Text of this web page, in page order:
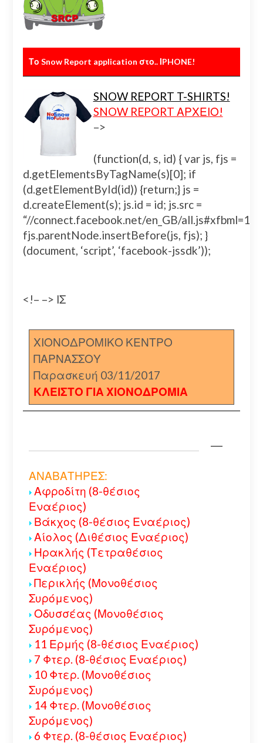
Το Snow Report application στο.. ΙPHONE!
SNOW REPORT T-SHIRTS!
SNOW REPORT ΑΡΧΕΙΟ!
–>
(function(d, s, id) { var js, fjs =
d.getElementsByTagName(s)[0]; if
(d.getElementById(id)) {return;} js =
d.createElement(s); js.id = id; js.src =
“//connect.facebook.net/en_GB/
fjs.parentNode.insertBefore(js, fjs); }
(document, ‘script’, ‘facebook-jssdk’));
<!– –> ΙΣ
ΧΙΟΝΟΔΡΟΜΙΚΟ ΚΕΝΤΡΟ
ΠΑΡΝΑΣΣΟΥ
Παρασκευή 03/11/2017
ΚΛΕΙΣΤΟ ΓΙΑ ΧΙΟΝΟΔΡΟΜΙΑ
ΑΝΑΒΑΤΗΡΕΣ:
Αφροδίτη (8-θέσιος
Εναέριος)
Βάκχος (8-θέσιος Εναέριος)
Αίολος (Διθέσιος Εναέριος)
Ηρακλής (Τετραθέσιος
Εναέριος)
Περικλής (Μονοθέσιος
Συρόμενος)
Οδυσσέας (Μονοθέσιος
Συρόμενος)
11 Ερμής (8-θέσιος Εναέριος)
7 Φτερ. (8-θέσιος Εναέριος)
10 Φτερ. (Μονοθέσιος
Συρόμενος)
14 Φτερ. (Μονοθέσιος
Συρόμενος)
6 Φτερ. (8-θέσιος Εναέριος)